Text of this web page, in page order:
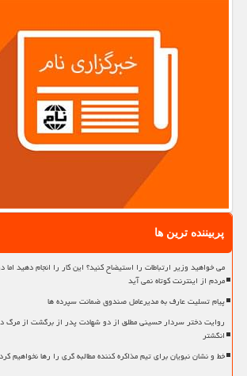
پربیننده ترین ها
می خواهید وزیر ارتباطات را استیضاح کنید؟ این کار را انجام دهید اما
مردم از اینترنت کوتاه نمی آید
پیام تسلیت عارف به مدیرعامل صندوق ضمانت سپرده ها
روایت دختر سردار حسینی مطلق از دو شهادت پدر از برگشت از مرگ
انگشتر
خط و نشان نبویان برای تیم مذاکره کننده مطالبه گری را رها نخواهیم کرد